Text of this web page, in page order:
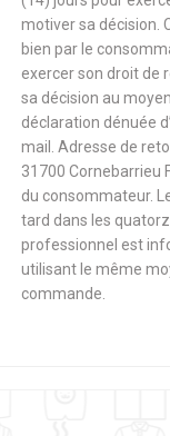
motiver sa décision.
bien par le
exercer son droit de
sa décision au
déclaration dénuée
mail. Adresse de
31700 Cornebarrieu
du consommateur.
tard dans les
professionnel est
utilisant le même
commande.